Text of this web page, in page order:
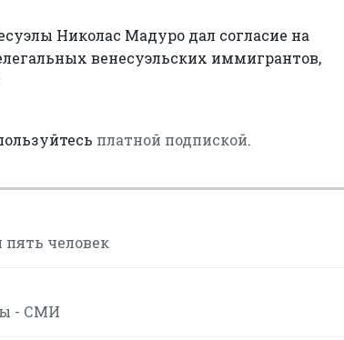
Николас Мадуро дал согласие на
венесуэльских иммигрантов,
платной подпиской.
человек
- СМИ